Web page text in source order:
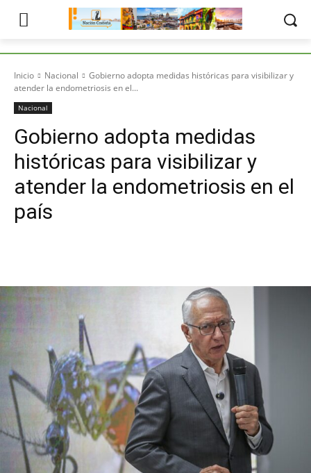
Inicio Nacional
Gobierno adopta medidas históricas para visibilizar y
atender la endometriosis en el...
Nacional
Gobierno adopta medidas
históricas para visibilizar y
atender la endometriosis en el
país